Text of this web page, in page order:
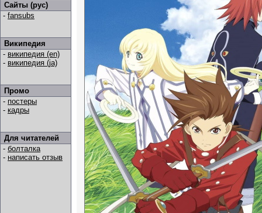
Сайты (рус)
- fansubs
Википедия
- википедия (en)
- википедия (ja)
Промо
- постеры
- кадры
Для читателей
- болталка
- написать отзыв